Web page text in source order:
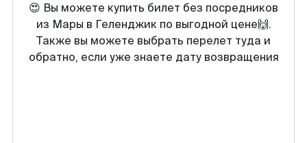
😍 Вы можете купить билет без посредников
из Мары в Геленджик по выгодной цене🙌.
Также вы можете выбрать перелет туда и
обратно, если уже знаете дату возвращения